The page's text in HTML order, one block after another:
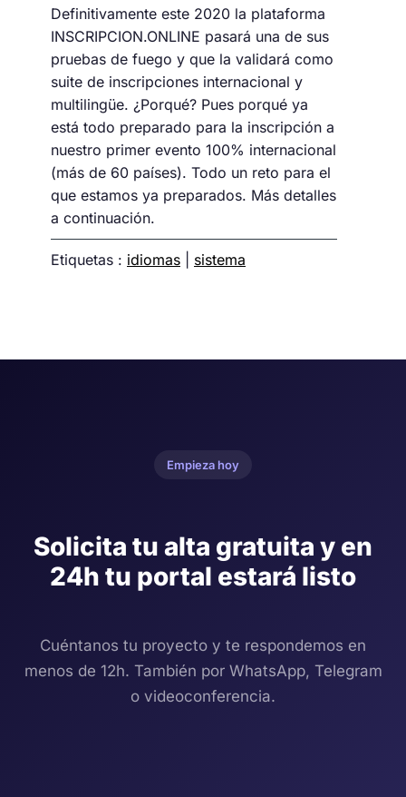
Definitivamente este 2020 la plataforma
INSCRIPCION.ONLINE pasará una de sus
pruebas de fuego y que la validará como
suite de inscripciones internacional y
multilingüe. ¿Porqué? Pues porqué ya
está todo preparado para la inscripción a
nuestro primer evento 100% internacional
(más de 60 países). Todo un reto para el
que estamos ya preparados. Más detalles
a continuación.
Etiquetas : idiomas sistema
Empieza hoy
Solicita tu alta gratuita y en
24h tu portal estará listo
Cuéntanos tu proyecto y te respondemos en
menos de 12h. También por WhatsApp, Telegram
o videoconferencia.